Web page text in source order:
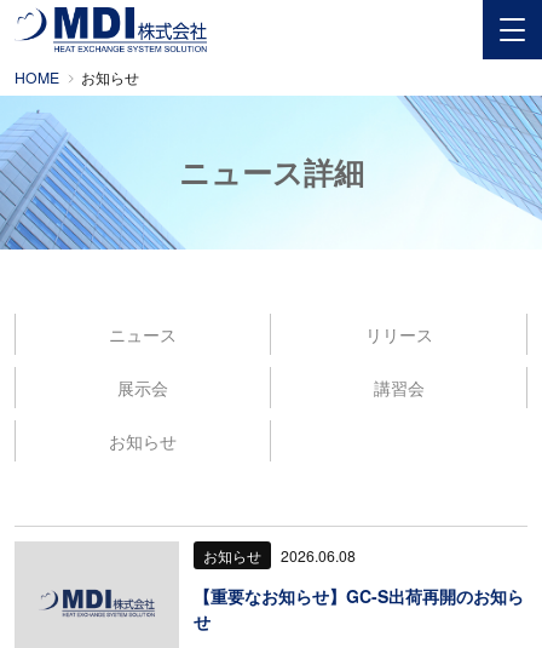
HOME お知らせ
ニュース詳細
ニュース リリース
展示会 講習会
お知らせ
お知らせ 2026.06.08
【重要なお知らせ】GC-S出荷再開のお知ら
せ